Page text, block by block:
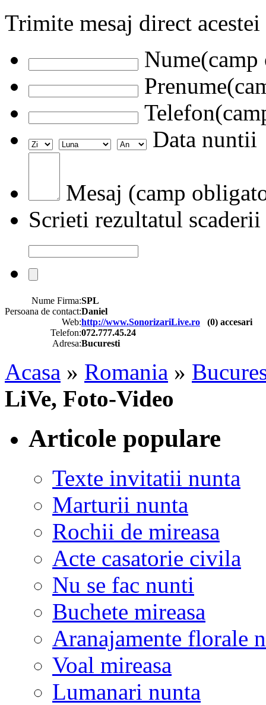
Trimite mesaj direct
Data nuntii
Mesaj (camp
Scrieti rezultatul scaderii
Nume Firma:SPL
Persoana de contact:Daniel
Web:http://www.SonorizariLive.ro (0) accesari
Telefon:072.777.45.24
Adresa:Bucuresti
Acasa » Romania »
LiVe, Foto-Video
Articole populare
Texte invitatii nunta
Marturii nunta
Rochii de mireasa
Acte casatorie civila
Nu se fac nunti
Buchete mireasa
Aranajamente florale
Voal mireasa
Lumanari nunta